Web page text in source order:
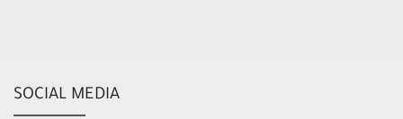
SOCIAL MEDIA